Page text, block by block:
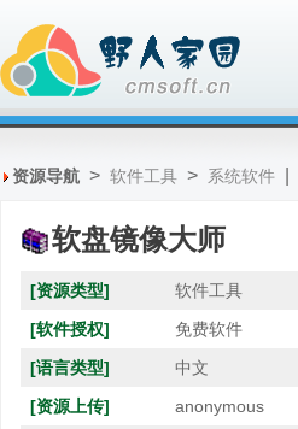
资源导航 > 软件工具 > 系统软件
软盘镜像大师
[资源类型]
软件工具
[软件授权]
免费软件
[语言类型]
中文
[资源上传]
anonymous